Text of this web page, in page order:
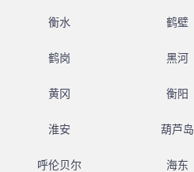
衡水 鹤壁
鹤岗 黑河
黄冈 衡阳
淮安 葫芦岛
呼伦贝尔 海东